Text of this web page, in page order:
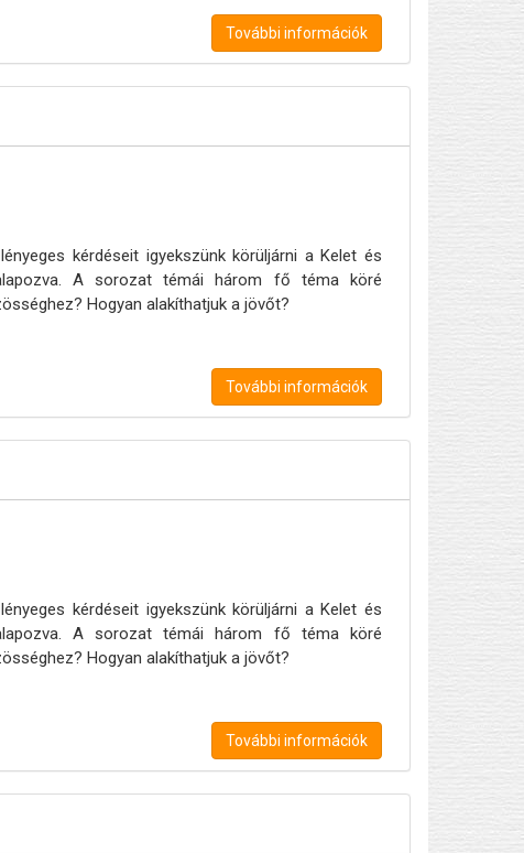
További információk
kérdéseit igyekszünk körüljárni a Kelet és
A sorozat témái három fő téma köré
Hogyan alakíthatjuk a jövőt?
További információk
kérdéseit igyekszünk körüljárni a Kelet és
A sorozat témái három fő téma köré
Hogyan alakíthatjuk a jövőt?
További információk